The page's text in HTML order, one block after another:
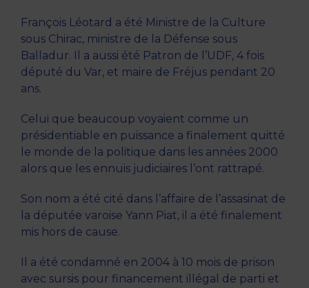
François Léotard a été Ministre de la Culture
sous Chirac, ministre de la Défense sous
Balladur. Il a aussi été Patron de l’UDF, 4 fois
député du Var, et maire de Fréjus pendant 20
ans.
Celui que beaucoup voyaient comme un
présidentiable en puissance a finalement quitté
le monde de la politique dans les années 2000
alors que les ennuis judiciaires l’ont rattrapé.
Son nom a été cité dans l’affaire de l’assasinat de
la députée varoise Yann Piat, il a été finalement
mis hors de cause.
Il a été condamné en 2004 à 10 mois de prison
avec sursis pour financement illégal de parti et